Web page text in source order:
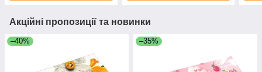
Акційні пропозиції та новинки
–40% –35%